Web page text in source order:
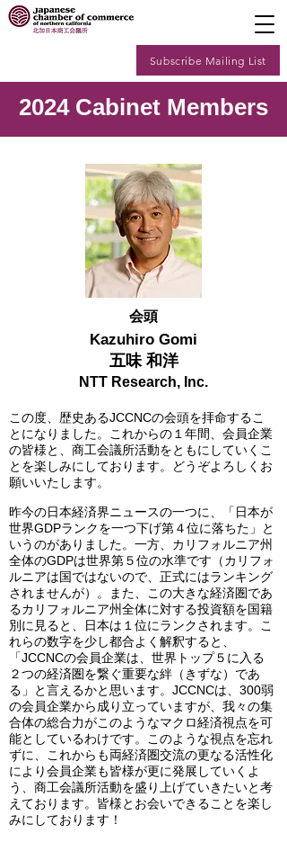
Subscribe Mailing List
2024 Cabinet Members
会頭
Kazuhiro Gomi
五味 和洋
NTT Research, Inc.
この度、歴史あるJCCNCの会頭を拝命するこ
とになりました。これからの１年間、会員企業
の皆様と、商工会議所活動をともにしていくこ
とを楽しみにしております。どうぞよろしくお
願いいたします。
昨今の日本経済界ニュースの一つに、「日本が
世界GDPランクを一つ下げ第４位に落ちた」と
いうのがありました。一方、カリフォルニア州
全体のGDPは世界第５位の水準です（カリフォ
ルニアは国ではないので、正式にはランキング
されませんが）。また、この大きな経済圏であ
るカリフォルニア州全体に対する投資額を国籍
別に見ると、日本は１位にランクされます。こ
れらの数字を少し都合よく解釈すると、
「JCCNCの会員企業は、世界トップ５に入る
２つの経済圏を繋ぐ重要な絆（きずな）であ
る」と言えるかと思います。JCCNCは、300弱
の会員企業から成り立っていますが、我々の集
合体の総合力がこのようなマクロ経済視点を可
能としているわけです。このような視点を忘れ
ずに、これからも両経済圏交流の更なる活性化
により会員企業も皆様が更に発展していくよ
う、商工会議所活動を盛り上げていきたいと考
えております。皆様とお会いできることを楽し
みにしております！